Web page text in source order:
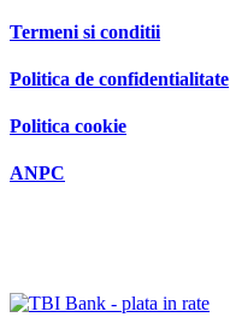
Termeni si conditii
Politica de confidentialitate
Politica cookie
ANPC